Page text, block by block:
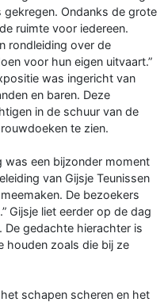
Ondanks de grote
ruimte voor iedereen.
rondleiding over de
voor hun eigen uitvaart.”
was ingericht van
en baren. Deze
in de schuur van de
te zien.
was een bijzonder moment
van Gijsje Teunissen
De bezoekers
Gijsje liet eerder op de dag
De gedachte hierachter is
houden zoals die bij ze
schapen scheren en het